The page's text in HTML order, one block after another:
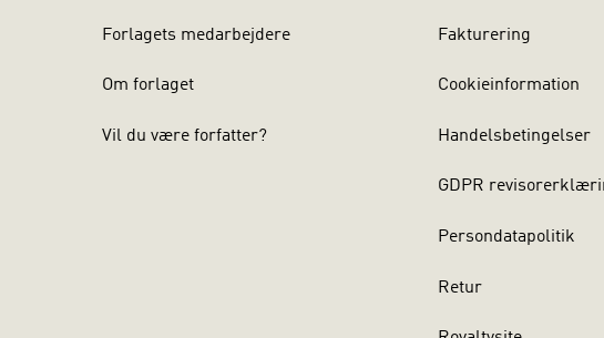
Forlagets medarbejdere
Om forlaget
Vil du være forfatter?
Fakturering
Cookieinformation
Handelsbetingelser
GDPR
Persondatapolitik
Retur